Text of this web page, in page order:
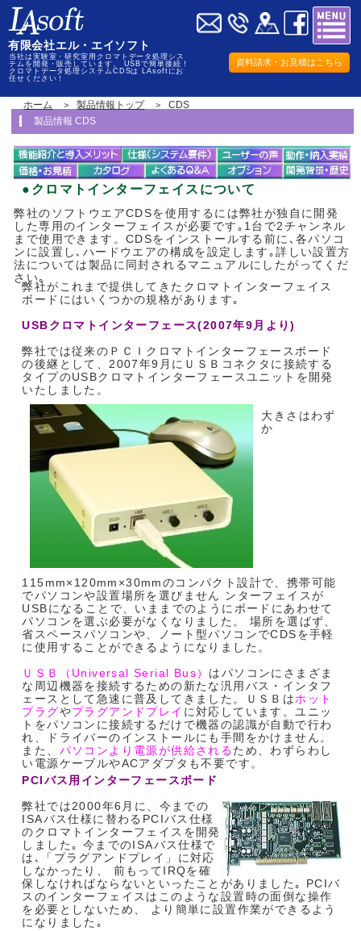
有限会社エル・エイソフト
当社は実験室・研究室用クロマトデータ処理シス
テムを開発・販売しています。 USBで簡単接続！
クロマトデータ処理システムCDSは LAsoftにお
任せください！
資料請求・お見積はこちら
ホーム 製品情報トップ
CDS
製品情報 CDS
●クロマトインターフェイスについて
弊社のソフトウエアCDSを使用するには弊社が独自に開発
した専用のインターフェイスが必要です｡1台で2チャンネル
まで使用できます。CDSをインストールする前に､各パソコ
ンに設置し､ハードウエアの構成を設定します｡詳しい設置方
法については製品に同封されるマニュアルにしたがってくだ
さい｡
弊社がこれまで提供してきたクロマトインターフェイス
ボードにはいくつかの規格があります｡
USBクロマトインターフェース(2007年9月より)
弊社では従来のＰＣＩクロマトインターフェースボード
の後継として、2007年9月にＵＳＢコネクタに接続する
タイプのUSBクロマトインターフェースユニットを開発
いたしました。
大きさはわず
か
115mm×120mm×30mmのコンパクト設計で、携帯可能
でパソコンや設置場所を選びません ンターフェイスが
USBになることで、いままでのようにボードにあわせて
パソコンを選ぶ必要がなくなりました。 場所を選ばず、
省スペースパソコンや、ノート型パソコンでCDSを手軽
に使用することができるようになりました。
ＵＳＢ（Universal Serial Bus） はパソコンにさまざま
な周辺機器を接続するための新たな汎用バス・インタフ
ェースとして急速に普及してきました。ＵＳＢはホット
プラグやプラグアンドプレイ に対応しています。ユニッ
トをパソコンに接続するだけで機器の認識が自動で行わ
れ、ドライバーのインストールにも手間をかけません。
また、 パソコンより電源が供給されるため、わずらわし
い電源ケーブルやACアダプタも不要です。
PCIバス用インターフェースボード
弊社では2000年6月に、今までの
ISAバス仕様に替わるPCIバス仕様
のクロマトインターフェイスを開発
しました｡ 今までのISAバス仕様で
は､「プラグアンドプレイ」に対応
しなかったり、 前もってIRQを確
保しなければならないといったことがありました｡ PCIバ
スのインターフェイスはこのような設置時の面倒な操作
を必要としないため、 より簡単に設置作業ができるよう
になりました｡